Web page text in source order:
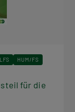
HUM/FS
für die